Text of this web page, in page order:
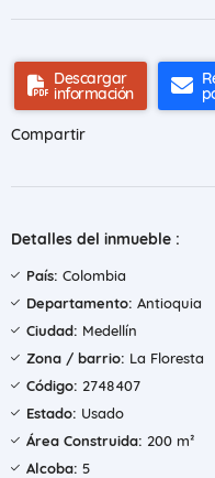
Descargar
información
Compartir
Detalles del inmueble :
País: Colombia
Departamento: Antioquia
Ciudad: Medellín
Zona / barrio: La Floresta
Código: 2748407
Estado: Usado
Área Construida: 200 m²
Alcoba: 5